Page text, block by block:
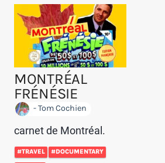
MONTRÉAL
FRÉNÉSIE
- Tom Cochien
carnet de Montréal.
#TRAVEL #DOCUMENTARY